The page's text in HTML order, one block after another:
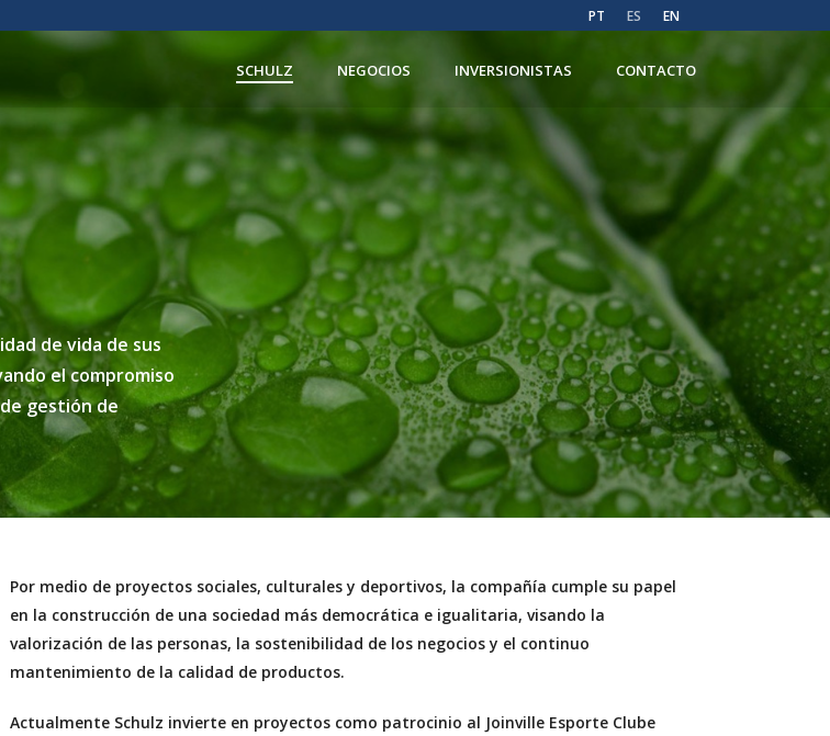
PT ES EN
SCHULZ NEGOCIOS INVERSIONISTAS CONTACTO
de vida de sus
el compromiso
gestión de
Por medio de proyectos sociales, culturales y deportivos, la compañía cumple su papel
en la construcción de una sociedad más democrática e igualitaria, visando la
valorización de las personas, la sostenibilidad de los negocios y el continuo
mantenimiento de la calidad de productos.
Actualmente Schulz invierte en proyectos como patrocinio al Joinville Esporte Clube